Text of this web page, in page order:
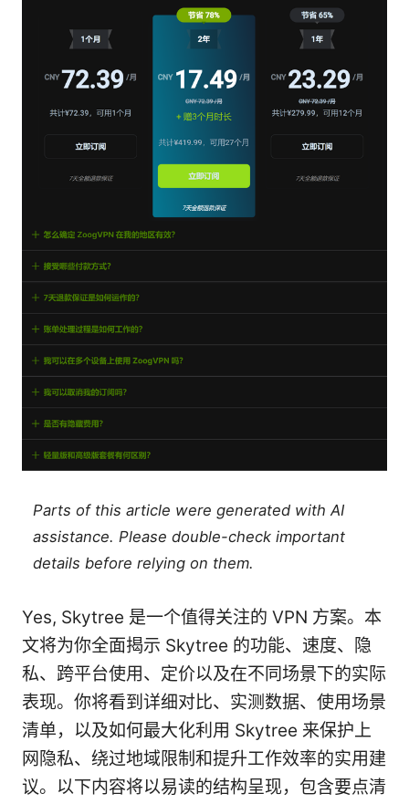
Parts of this article were generated with AI
assistance. Please double-check important
details before relying on them.
Yes, Skytree 是一个值得关注的 VPN 方案。本
文将为你全面揭示 Skytree 的功能、速度、隐
私、跨平台使用、定价以及在不同场景下的实际
表现。你将看到详细对比、实测数据、使用场景
清单，以及如何最大化利用 Skytree 来保护上
网隐私、绕过地域限制和提升工作效率的实用建
议。以下内容将以易读的结构呈现，包含要点清